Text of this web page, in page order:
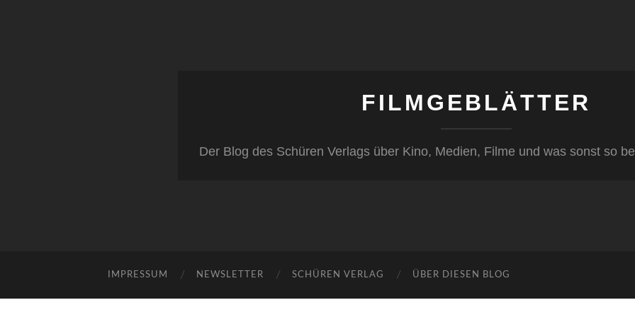
FILMGEBLÄTTER
Der Blog des Schüren Verlags über Kino, Medien, Filme und was sonst so
IMPRESSUM NEWSLETTER SCHÜREN VERLAG ÜBER DIESEN BLOG